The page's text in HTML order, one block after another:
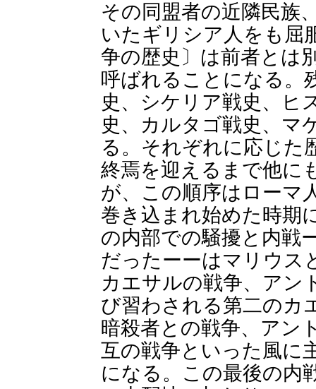
その同盟者の近隣民族
いたギリシア人をも屈
争の歴史〕は前者とは
呼ばれることになる。
史、シケリア戦史、ヒ
史、カルタゴ戦史、マ
る。それぞれに応じた
終焉を迎えるまで他に
が、この順序はローマ
巻き込まれ始めた時期
の内部での騒擾と内戦
だったーーはマリウス
カエサルの戦争、アン
び習わされる第二のカ
暗殺者との戦争、アン
互の戦争といった風に
になる。この最後の内